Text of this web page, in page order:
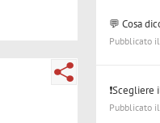
💬 Cosa
Pubblicato
❗Scegliere
Pubblicato